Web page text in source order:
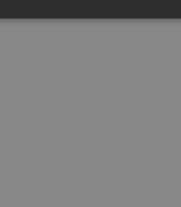
STRETTAMENTE
funzionalità del sito Web